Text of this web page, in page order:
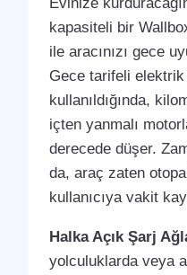
kapasiteli bir
ile aracınızı gece
Gece tarifeli elektrik
kullanıldığında,
içten yanmalı
derecede düşer.
da, araç zaten
kullanıcıya vakit
Halka Açık Şarj
yolculuklarda veya